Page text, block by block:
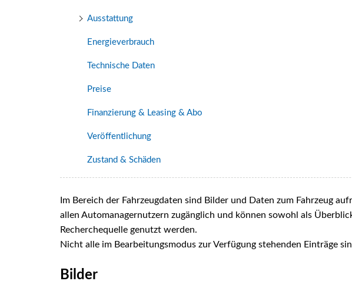
Ausstattung
Energieverbrauch
Technische Daten
Preise
Finanzierung & Leasing & Abo
Veröffentlichung
Zustand & Schäden
Im Bereich der Fahrzeugdaten sind Bilder und Daten zum Fahrzeug
allen Automanagernutzern zugänglich und können sowohl als
Recherchequelle genutzt werden.
Nicht alle im Bearbeitungsmodus zur Verfügung stehenden Einträge
Bilder